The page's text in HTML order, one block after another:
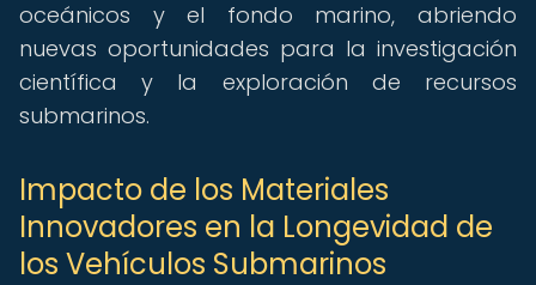
oceánicos y el fondo marino, abriendo
nuevas oportunidades para la investigación
científica y la exploración de recursos
submarinos.
Impacto de los Materiales
Innovadores en la Longevidad de
los Vehículos Submarinos